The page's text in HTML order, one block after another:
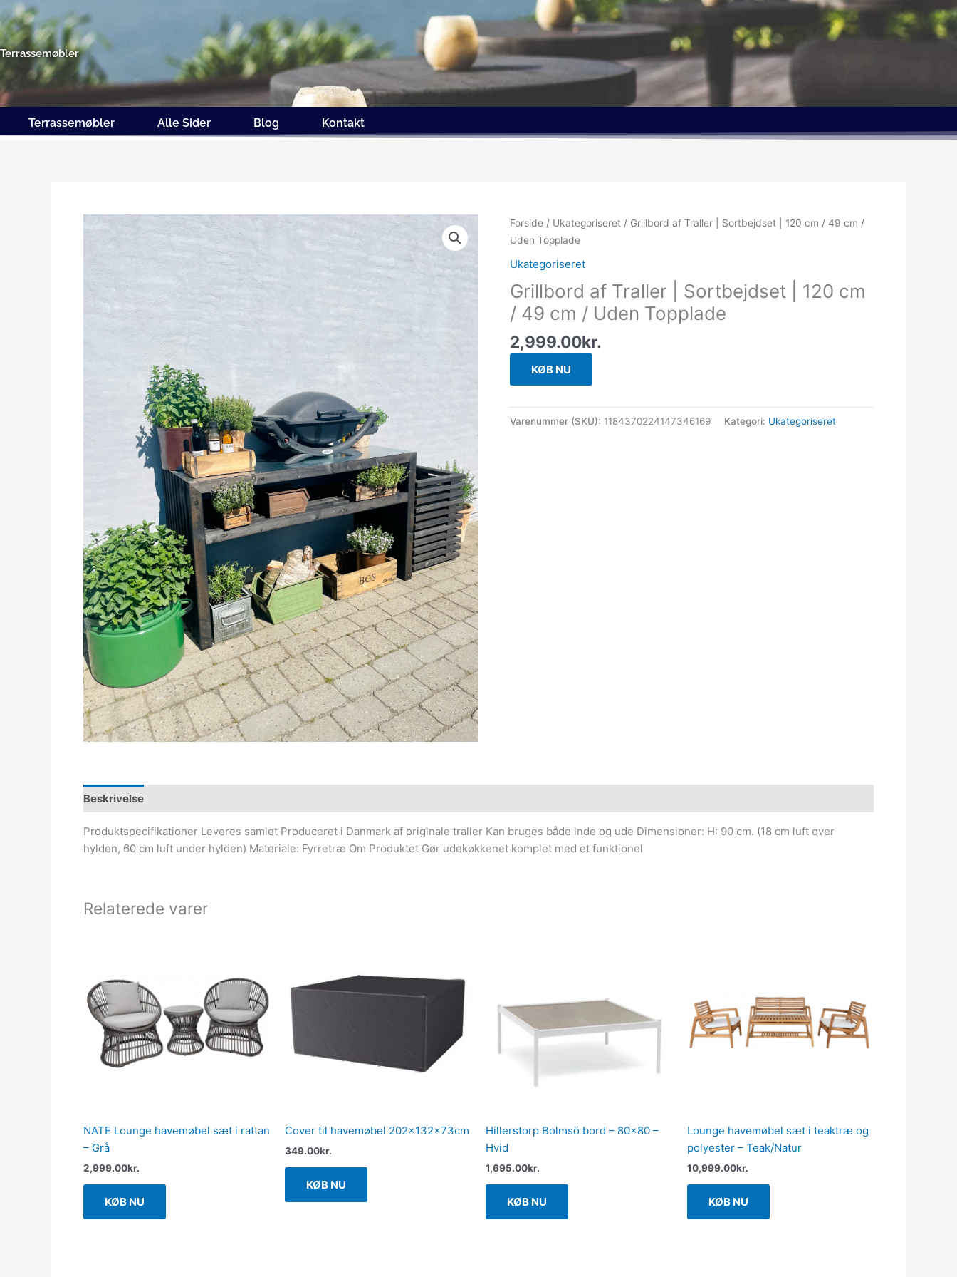
til
indholdet
Terrassemøbler
Terrassemøbler Alle Sider Blog Kontakt
Forside / Ukategoriseret / Grillbord af Traller | Sortbejdset | 120 cm / 49 cm /
Uden Topplade
Ukategoriseret
Grillbord af Traller | Sortbejdset | 120 cm
/ 49 cm / Uden Topplade
2,999.00kr.
KØB NU
Varenummer (SKU): 1184370224147346169 Kategori: Ukategoriseret
Beskrivelse
Produktspecifikationer Leveres samlet Produceret i Danmark af originale traller Kan bruges både inde og ude Dimensioner: H: 90 cm. (18 cm luft over
hylden, 60 cm luft under hylden) Materiale: Fyrretræ Om Produktet Gør udekøkkenet komplet med et funktionel
Relaterede varer
NATE Lounge havemøbel sæt i rattan
– Grå
2,999.00kr.
KØB NU
Cover til havemøbel 202x132x73cm
349.00kr.
KØB NU
Hillerstorp Bolmsö bord – 80×80 –
Hvid
1,695.00kr.
KØB NU
Lounge havemøbel sæt i teaktræ og
polyester – Teak/Natur
10,999.00kr.
KØB NU